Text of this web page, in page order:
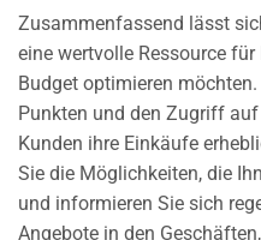
Zusammenfassend lässt
eine wertvolle Ressource
Budget optimieren
Punkten und den Zugriff
Kunden ihre Einkäufe
Sie die Möglichkeiten, die
und informieren Sie sich
Angebote in den